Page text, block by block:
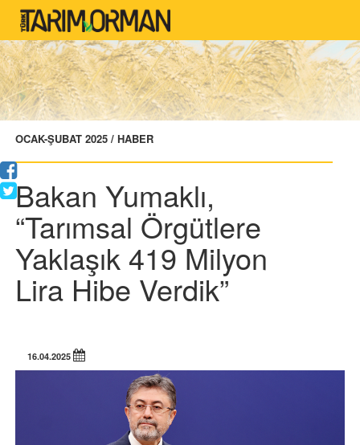
OCAK-ŞUBAT 2025 / HABER
Bakan Yumaklı,
“Tarımsal Örgütlere
Yaklaşık 419 Milyon
Lira Hibe Verdik”
16.04.2025